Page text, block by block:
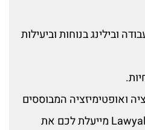
ובילינג בנוחות וביעילות
ואופטימיזציה המבוססים
על טכנולוגיות חדשניות, Lawyal מייעלת לכם את